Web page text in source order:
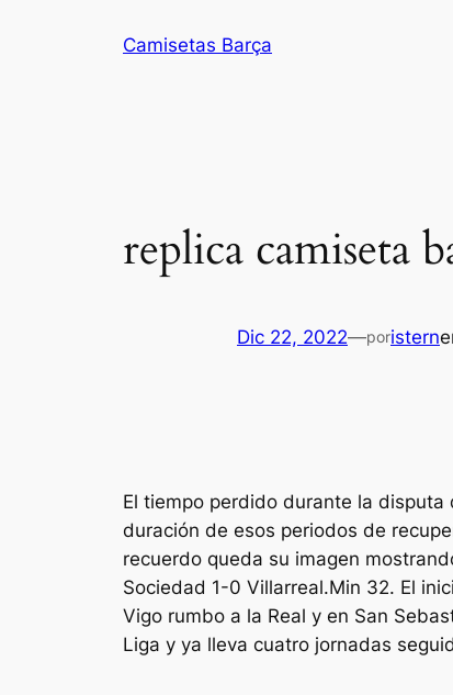
Camisetas Barça
replica camiseta
Dic 22, 2022—poristern
El tiempo perdido durante la
duración de esos periodos de
recuerdo queda su imagen
Sociedad 1-0 Villarreal.Min 32. El
Vigo rumbo a la Real y en San
Liga y ya lleva cuatro jornadas